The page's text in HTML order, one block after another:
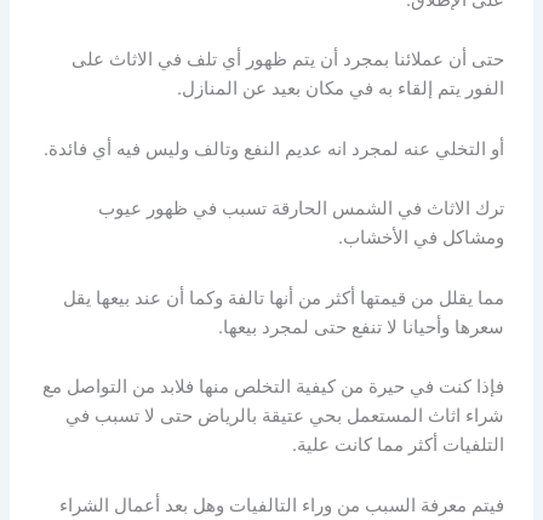
حتى أن عملائنا بمجرد أن يتم ظهور أي تلف في الاثاث على
الفور يتم إلقاء به في مكان بعيد عن المنازل.
أو التخلي عنه لمجرد انه عديم النفع وتالف وليس فيه أي فائدة.
ترك الاثاث في الشمس الحارقة تسبب في ظهور عيوب
ومشاكل في الأخشاب.
مما يقلل من قيمتها أكثر من أنها تالفة وكما أن عند بيعها يقل
سعرها وأحيانا لا تنفع حتى لمجرد بيعها.
فإذا كنت في حيرة من كيفية التخلص منها فلابد من التواصل مع
شراء اثاث المستعمل بحي عتيقة بالرياض حتى لا تسبب في
التلفيات أكثر مما كانت علية.
فيتم معرفة السبب من وراء التالفيات وهل بعد أعمال الشراء